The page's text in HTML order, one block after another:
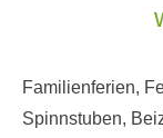
Familienferien,
Spinnstuben,